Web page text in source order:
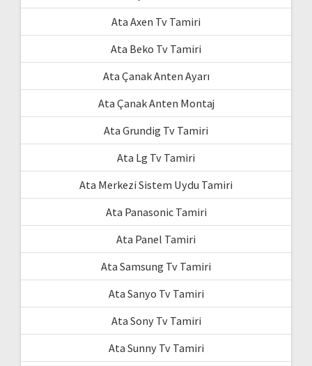
Ata Axen Tv Tamiri
Ata Beko Tv Tamiri
Ata Çanak Anten Ayarı
Ata Çanak Anten Montaj
Ata Grundig Tv Tamiri
Ata Lg Tv Tamiri
Ata Merkezi Sistem Uydu Tamiri
Ata Panasonic Tamiri
Ata Panel Tamiri
Ata Samsung Tv Tamiri
Ata Sanyo Tv Tamiri
Ata Sony Tv Tamiri
Ata Sunny Tv Tamiri